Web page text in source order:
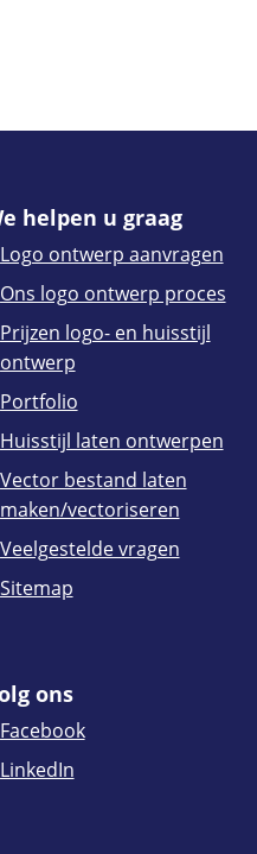
helpen u graag
Logo ontwerp aanvragen
Ons logo ontwerp proces
Prijzen logo- en huisstijl
ontwerp
Portfolio
Huisstijl laten ontwerpen
Vector bestand laten
maken/vectoriseren
Veelgestelde vragen
Sitemap
ons
Facebook
LinkedIn